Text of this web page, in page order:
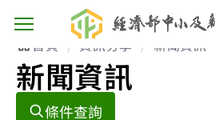
主選單按鈕
首頁 資訊分享 新聞資訊
新聞資訊
條件查詢